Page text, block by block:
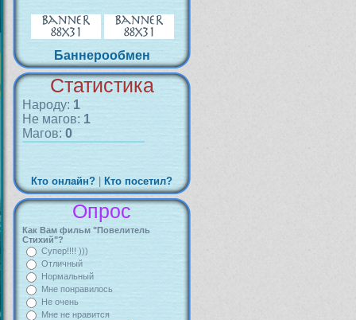
Баннерообмен
Статистика
Народу: 1
Не магов: 1
Магов: 0
Кто онлайн? Кто посетил?
Опрос
Как Вам фильм "Повелитель
Стихий"?
Супер!!!! )))
Отличный
Нормальный
Мне понравилось
Не очень
Мне не нравится